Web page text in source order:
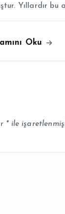
Yıllardır bu
Oku
*ile